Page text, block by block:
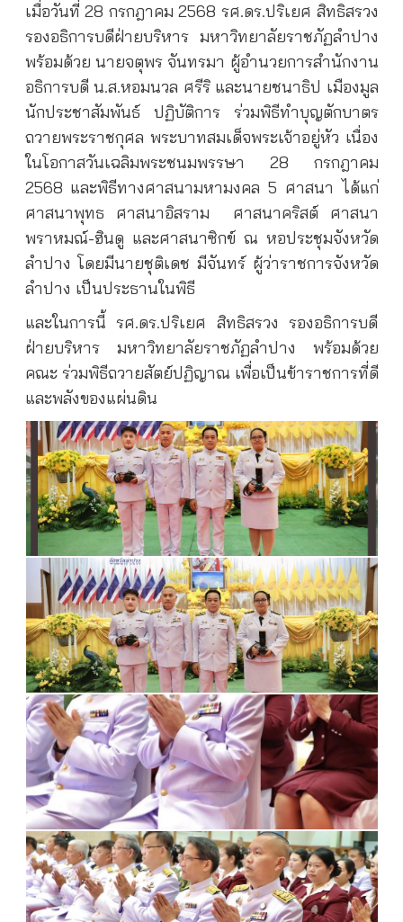
เมื่อวันที่ 28 กรกฎาคม 2568 รศ.ดร.ปริเยศ สิทธิสรวง
รองอธิการบดีฝ่ายบริหาร มหาวิทยาลัยราชภัฏลำปาง
พร้อมด้วย นายจตุพร จันทรมา ผู้อำนวยการสำนักงาน
อธิการบดี น.ส.หอมนวล ศรีริ และนายชนาธิป เมืองมูล
นักประชาสัมพันธ์ ปฏิบัติการ ร่วมพิธีทำบุญตักบาตร
ถวายพระราชกุศล พระบาทสมเด็จพระเจ้าอยู่หัว เนื่อง
ในโอกาสวันเฉลิมพระชนมพรรษา 28 กรกฎาคม
2568 และพิธีทางศาสนามหามงคล 5 ศาสนา ได้แก่
ศาสนาพุทธ ศาสนาอิสราม
ศาสนาคริสต์ ศาสนา
พราหมณ์-ฮินดู และศาสนาซิกข์ ณ หอประชุมจังหวัด
ลำปาง โดยมีนายชุติเดช มีจันทร์ ผู้ว่าราชการจังหวัด
ลำปาง เป็นประธานในพิธี
และในการนี้ รศ.ดร.ปริเยศ สิทธิสรวง รองอธิการบดี
ฝ่ายบริหาร มหาวิทยาลัยราชภัฏลำปาง พร้อมด้วย
คณะ ร่วมพิธีถวายสัตย์ปฏิญาณ เพื่อเป็นข้าราชการที่ดี
และพลังของแผ่นดิน